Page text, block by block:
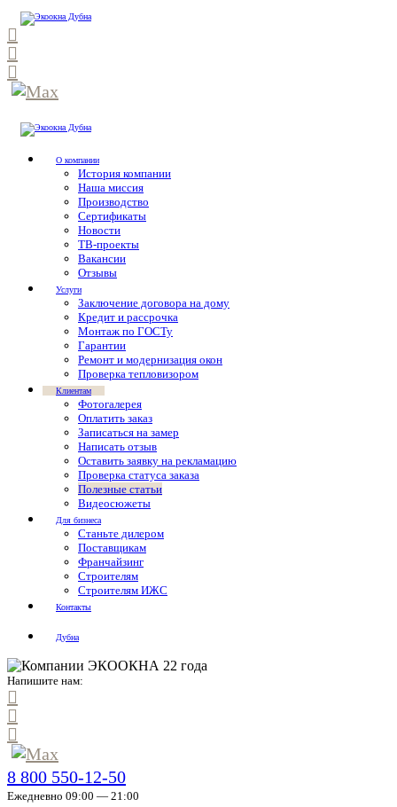
О компании
История компании
Наша миссия
Производство
Сертификаты
Новости
ТВ-проекты
Вакансии
Отзывы
Услуги
Заключение договора на дому
Кредит и рассрочка
Монтаж по ГОСТу
Гарантии
Ремонт и модернизация окон
Проверка тепловизором
Клиентам
Фотогалерея
Оплатить заказ
Записаться на замер
Написать отзыв
Оставить заявку на рекламацию
Проверка статуса заказа
Полезные статьи
Видеосюжеты
Для бизнеса
Станьте дилером
Поставщикам
Франчайзинг
Строителям
Строителям ИЖС
Контакты
Дубна
Напишите нам:
8 800 550-12-50
Ежедневно 09:00 — 21:00